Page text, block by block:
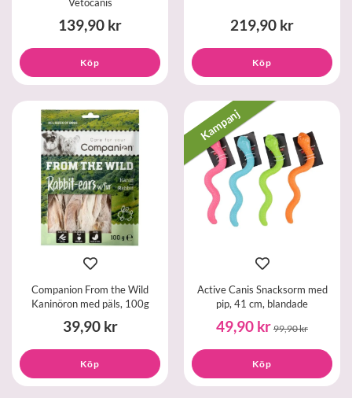
Vetocanis
139,90 kr
Köp
219,90 kr
Köp
Companion From the Wild
Kaninöron med päls, 100g
39,90 kr
Köp
Kampanj
Active Canis Snacksorm med
pip, 41 cm, blandade
49,90 kr 99,90 kr
Köp